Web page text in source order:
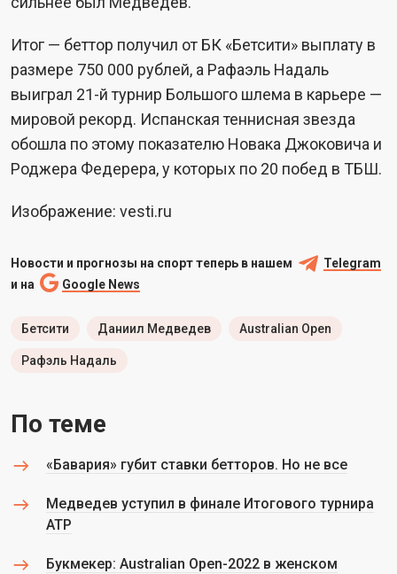
Итог — беттор получил от БК «Бетсити» выплату в
размере 750 000 рублей, а Рафаэль Надаль
выиграл 21-й турнир Большого шлема в карьере —
мировой рекорд. Испанская теннисная звезда
обошла по этому показателю Новака Джоковича и
Роджера Федерера, у которых по 20 побед в ТБШ.
Изображение: vesti.ru
Новости и прогнозы на спорт теперь в нашем
Telegram
и на
Google News
Бетсити Даниил Медведев Australian Open
Рафэль Надаль
По теме
«Бавария» губит ставки бетторов. Но не все
Медведев уступил в финале Итогового турнира
ATP
Букмекер: Australian Open-2022 в женском